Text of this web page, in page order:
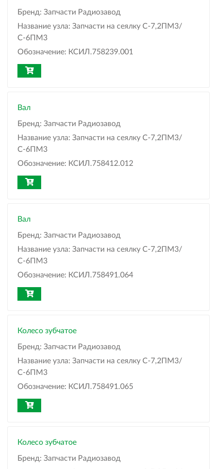
Бренд: Запчасти Радиозавод
Название узла: Запчасти на сеялку С-7,2ПМ3/
С-6ПМ3
Обозначение: КСИЛ.758239.001
Вал
Бренд: Запчасти Радиозавод
Название узла: Запчасти на сеялку С-7,2ПМ3/
С-6ПМ3
Обозначение: КСИЛ.758412.012
Вал
Бренд: Запчасти Радиозавод
Название узла: Запчасти на сеялку С-7,2ПМ3/
С-6ПМ3
Обозначение: КСИЛ.758491.064
Колесо зубчатое
Бренд: Запчасти Радиозавод
Название узла: Запчасти на сеялку С-7,2ПМ3/
С-6ПМ3
Обозначение: КСИЛ.758491.065
Колесо зубчатое
Бренд: Запчасти Радиозавод